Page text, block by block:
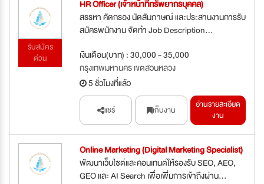
รับสมัคร
ด่วน
HR Officer (เจ้าหน้าที่ทรัพยากรบุคคล)
สรรหา คัดกรอง นัดสัมภาษณ์ และประสานงานการรับ
สมัครพนักงาน จัดทำ Job Description...
เงินเดือน(บาท) : 30,000 - 35,000
กรุงเทพมหานคร เขตสวนหลวง
5 ชั่วโมงที่แล้ว
แชร์ เก็บงาน
อ่านรายละเอียด
งาน
Online Marketing (Digital Marketing Specialist)
พัฒนาเว็บไซต์และคอนเทนต์ให้รองรับ SEO, AEO,
GEO และ AI Search เพื่อเพิ่มการเข้าถึงผ่าน...